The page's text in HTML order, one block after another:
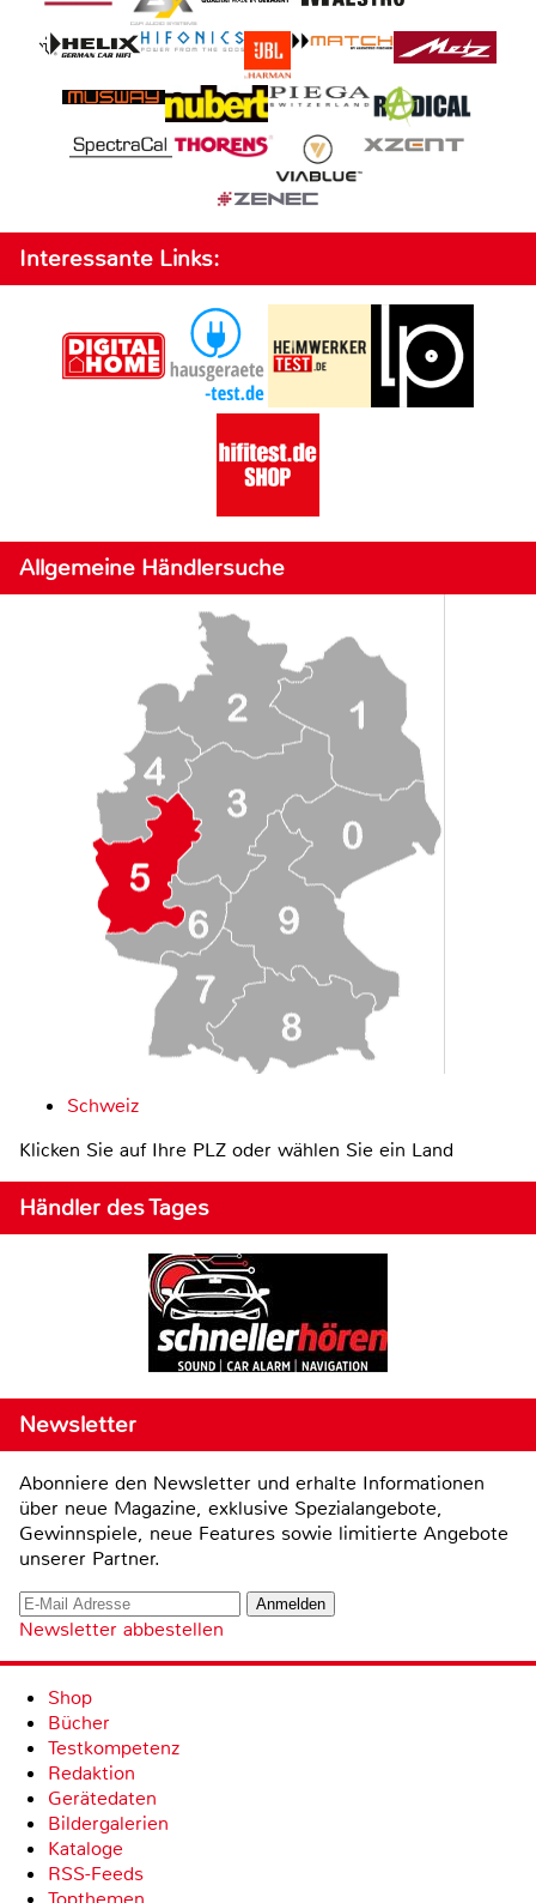
Interessante Links:
Allgemeine Händlersuche
Schweiz
Klicken Sie auf Ihre PLZ oder wählen Sie ein Land
Händler des Tages
Newsletter
Abonniere den Newsletter und erhalte Informationen
über neue Magazine, exklusive Spezialangebote,
Gewinnspiele, neue Features sowie limitierte Angebote
unserer Partner.
Newsletter abbestellen
Shop
Bücher
Testkompetenz
Redaktion
Gerätedaten
Bildergalerien
Kataloge
RSS-Feeds